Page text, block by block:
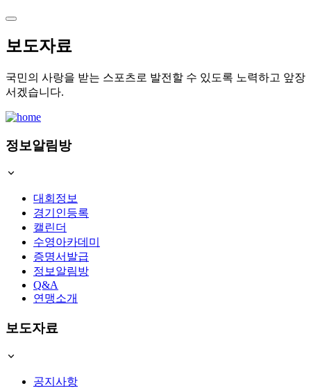
보도자료
국민의 사랑을 받는 스포츠로 발전할 수 있도록 노력하고 앞장
서겠습니다.
정보알림방
대회정보
경기인등록
캘린더
수영아카데미
증명서발급
정보알림방
Q&A
연맹소개
보도자료
공지사항